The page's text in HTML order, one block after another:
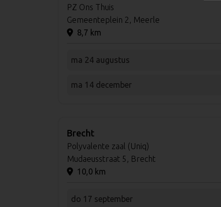
PZ Ons Thuis
Gemeenteplein 2, Meerle
8,7 km
ma 24 augustus
ma 14 december
Brecht
Polyvalente zaal (Uniq)
Mudaeusstraat 5, Brecht
10,0 km
do 17 september